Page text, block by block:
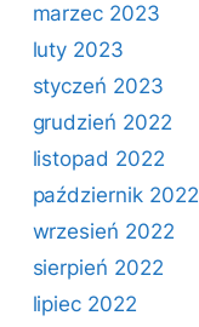
marzec 2023
luty 2023
styczeń 2023
grudzień 2022
listopad 2022
październik 2022
wrzesień 2022
sierpień 2022
lipiec 2022